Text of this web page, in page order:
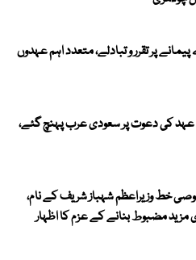
پر تقرر و تبادلے، متعدد اہم عہدوں
عہد کی دعوت پر سعودی عرب پہنچ گئے،
خط وزیراعظم شہباز شریف کے نام،
مضبوط بنانے کے عزم کا اظہار